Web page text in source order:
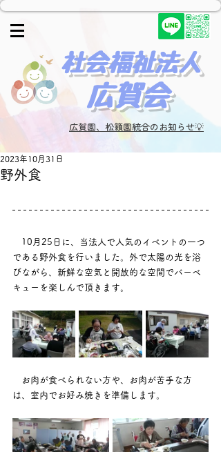
​社会福祉法人
広賀会​
広賀園、松籟園統合のお知らせ💡
野外食
2023年10月31日
10月25日に、当法人で人気のイベントの一つ
である野外食を行いました。外で太陽の光を浴
びながら、新鮮な空気と開放的な空間でバーベ
キューを楽しんで頂きます。
お肉が食べられない方や、お肉が苦手な方
は、室内でお好み焼きを準備します。